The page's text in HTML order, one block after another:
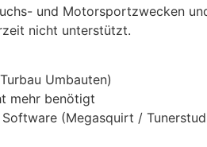
und Motorsportzwecken
nicht unterstützt.
Umbauten)
mehr benötigt
(Megasquirt /